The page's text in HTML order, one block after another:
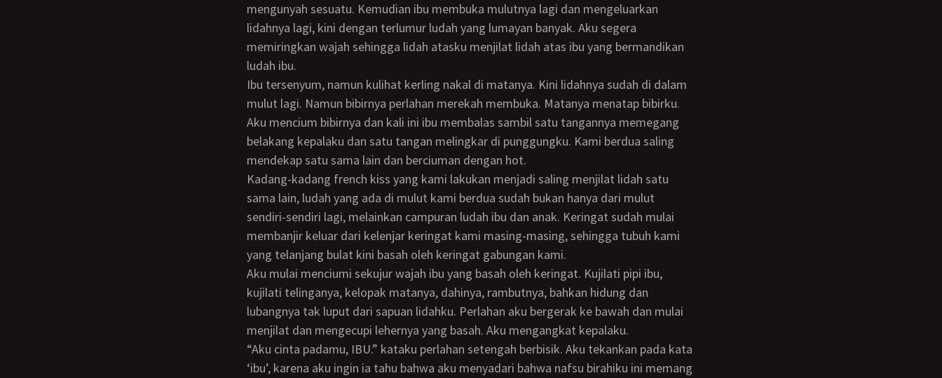
mengunyah sesuatu. Kemudian ibu membuka mulutnya lagi dan mengeluarkan
lidahnya lagi, kini dengan terlumur ludah yang lumayan banyak. Aku segera
memiringkan wajah sehingga lidah atasku menjilat lidah atas ibu yang bermandikan
ludah ibu.
Ibu tersenyum, namun kulihat kerling nakal di matanya. Kini lidahnya sudah di dalam
mulut lagi. Namun bibirnya perlahan merekah membuka. Matanya menatap bibirku.
Aku mencium bibirnya dan kali ini ibu membalas sambil satu tangannya memegang
belakang kepalaku dan satu tangan melingkar di punggungku. Kami berdua saling
mendekap satu sama lain dan berciuman dengan hot.
Kadang-kadang french kiss yang kami lakukan menjadi saling menjilat lidah satu
sama lain, ludah yang ada di mulut kami berdua sudah bukan hanya dari mulut
sendiri-sendiri lagi, melainkan campuran ludah ibu dan anak. Keringat sudah mulai
membanjir keluar dari kelenjar keringat kami masing-masing, sehingga tubuh kami
yang telanjang bulat kini basah oleh keringat gabungan kami.
Aku mulai menciumi sekujur wajah ibu yang basah oleh keringat. Kujilati pipi ibu,
kujilati telinganya, kelopak matanya, dahinya, rambutnya, bahkan hidung dan
lubangnya tak luput dari sapuan lidahku. Perlahan aku bergerak ke bawah dan mulai
menjilat dan mengecupi lehernya yang basah. Aku mengangkat kepalaku.
“Aku cinta padamu, IBU.” kataku perlahan setengah berbisik. Aku tekankan pada kata
‘ibu’, karena aku ingin ia tahu bahwa aku menyadari bahwa nafsu birahiku ini memang